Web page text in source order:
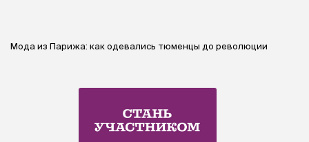
Мода из Парижа: как одевались тюменцы до революции